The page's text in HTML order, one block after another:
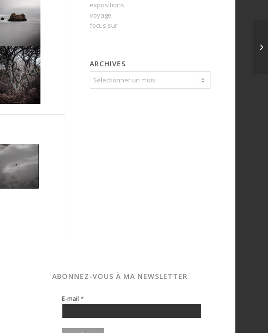
expositions
voyage
focus sur
ARCHIVES
ABONNEZ-VOUS À MA NEWSLETTER
E-mail*